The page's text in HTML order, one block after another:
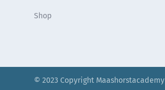
Shop
© 2023 Copyright Maashorstacademy